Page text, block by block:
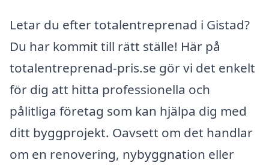
Letar du efter totalentreprenad i Gistad?
Du har kommit till rätt ställe! Här på
totalentreprenad-pris.se gör vi det enkelt
för dig att hitta professionella och
pålitliga företag som kan hjälpa dig med
ditt byggprojekt. Oavsett om det handlar
om en renovering, nybyggnation eller